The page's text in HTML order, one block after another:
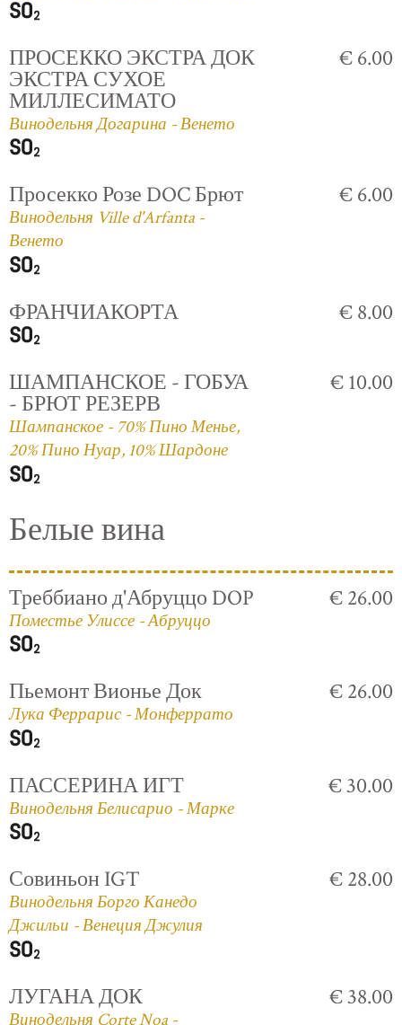
ПРОСЕККО ЭКСТРА ДОК
ЭКСТРА СУХОЕ
МИЛЛЕСИМАТО
Винодельня Догарина - Венето
€ 6.00
Просекко Розе DOC Брют
Винодельня Ville d'Arfanta -
Венето
€ 6.00
ФРАНЧИАКОРТА € 8.00
ШАМПАНСКОЕ - ГОБУА
- БРЮТ РЕЗЕРВ
Шампанское - 70% Пино Менье,
20% Пино Нуар, 10% Шардоне
€ 10.00
Белые вина
Треббиано д'Абруццо DOP
Поместье Улиссе - Абруццо
€ 26.00
Пьемонт Вионье Док
Лука Феррарис - Монферрато
€ 26.00
ПАССЕРИНА ИГТ
Винодельня Белисарио - Марке
€ 30.00
Совиньон IGT
Винодельня Борго Канедо
Джильи - Венеция Джулия
€ 28.00
ЛУГАНА ДОК
Винодельня Corte Noa -
€ 38.00